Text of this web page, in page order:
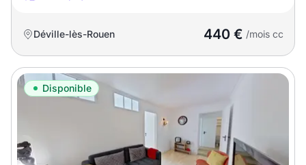
Déville-lès-Rouen 440 € /mois cc
Disponible